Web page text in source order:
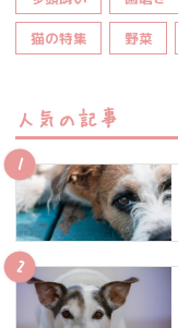
猫の特集 野菜
人気の記事